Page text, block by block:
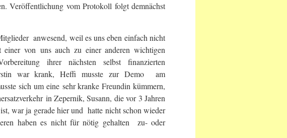
Veröffentlichung vom Protokoll folgt demnächst
anwesend, weil es uns eben einfach nicht
von uns auch zu einer anderen wichtigen
ihrer nächsten selbst finanzierten
war krank, Heffi musste zur Demo am
sich um eine sehr kranke Freundin kümmern,
in Zepernik, Susann, die vor 3 Jahren
war ja gerade hier und hatte nicht schon wieder
haben es nicht für nötig gehalten zu- oder